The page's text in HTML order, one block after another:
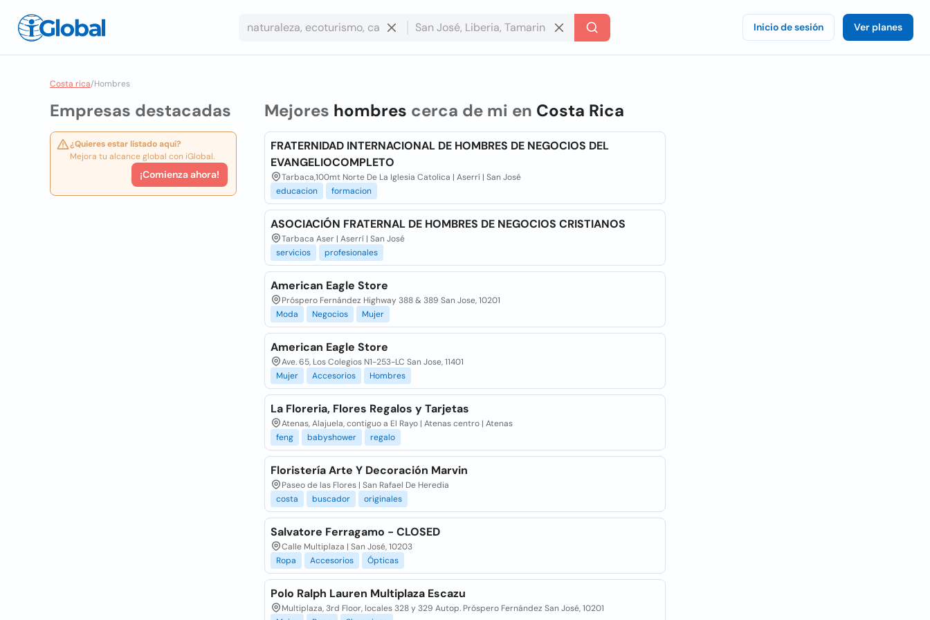
Inicio de sesión Ver planes
Costa rica/Hombres
Empresas destacadas
¿Quieres estar listado aquí?
Mejora tu alcance global con iGlobal.
¡Comienza ahora!
Mejores hombres cerca de mi en Costa Rica
FRATERNIDAD INTERNACIONAL DE HOMBRES DE NEGOCIOS DEL
EVANGELIOCOMPLETO
Tarbaca,100mt Norte De La Iglesia Catolica | Aserrí | San José
educacion
formacion
ASOCIACIÓN FRATERNAL DE HOMBRES DE NEGOCIOS CRISTIANOS
Tarbaca Aser | Aserrí | San José
servicios
profesionales
American Eagle Store
Próspero Fernández Highway 388 & 389 San Jose, 10201
Moda
Negocios Mujer
American Eagle Store
Ave. 65, Los Colegios N1-253-LC San Jose, 11401
Mujer
Accesorios Hombres
La Floreria, Flores Regalos y Tarjetas
Atenas, Alajuela, contiguo a El Rayo | Atenas centro | Atenas
feng
babyshower regalo
Floristería Arte Y Decoración Marvin
Paseo de las Flores | San Rafael De Heredia
costa
buscador originales
Salvatore Ferragamo - CLOSED
Calle Multiplaza | San José, 10203
Ropa
Accesorios Ópticas
Polo Ralph Lauren Multiplaza Escazu
Multiplaza, 3rd Floor, locales 328 y 329 Autop. Próspero Fernández San José, 10201